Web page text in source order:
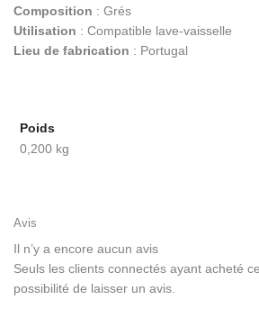
Composition : Grés
Utilisation : Compatible lave-vaisselle
Lieu de fabrication : Portugal
Poids
0,200 kg
Avis
Il n’y a encore aucun avis
Seuls les clients connectés ayant acheté
possibilité de laisser un avis.